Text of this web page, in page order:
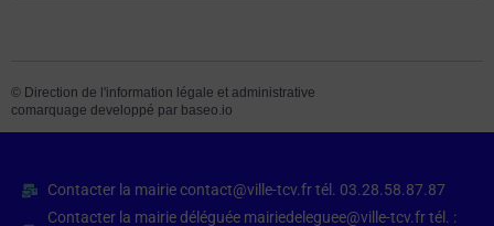
© Direction de l'information légale et administrative
comarquage developpé par baseo.io
Contacter la mairie contact@ville-tcv.fr tél. 03.28.58.87.87
Contacter la mairie déléguée mairiedeleguee@ville-tcv.fr tél. :